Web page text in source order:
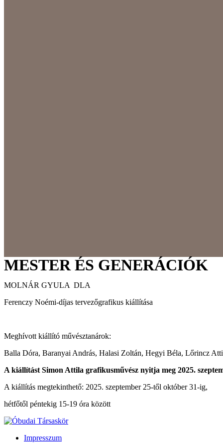
MESTER ÉS GENERÁCIÓK
MOLNÁR GYULA DLA
Ferenczy Noémi-díjas tervezőgrafikus kiállítása
Meghívott kiállító művésztanárok:
Balla Dóra, Baranyai András, Halasi Zoltán, Hegyi Béla, Lőrincz
A kiállítást Simon Attila grafikusművész nyitja meg 2025.
A kiállítás megtekinthető: 2025. szeptember 25-től október 31-ig,
hétfőtől péntekig 15-19 óra között
Impresszum